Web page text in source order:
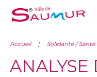
Accueil Solidarité / Santé
ANALYSE